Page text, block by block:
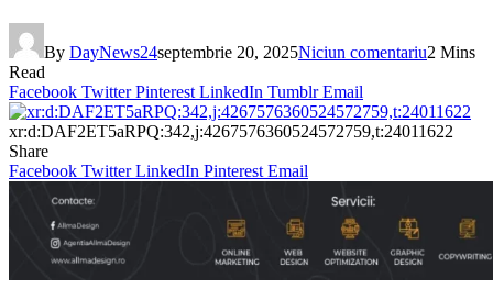
By DayNews24septembrie 20, 2025Niciun comentariu2 Mins
Read
Facebook Twitter Pinterest LinkedIn Tumblr Email
xr:d:DAF2ET5aRPQ:342,j:4267576360524572759,t:24011622
Share
Facebook Twitter LinkedIn Pinterest Email